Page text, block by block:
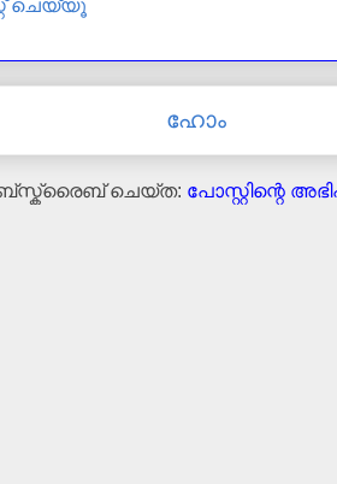
ചെയ്യൂ
ഹോം
ചെയ്ത: പോസ്റ്റിന്റെ